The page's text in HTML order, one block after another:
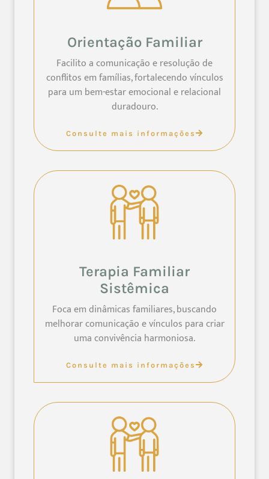
Orientação Familiar
Facilito a comunicação e resolução de
conflitos em famílias, fortalecendo vínculos
para um bem-estar emocional e relacional
duradouro.
Consulte mais informações
Terapia Familiar
Sistêmica
Foca em dinâmicas familiares, buscando
melhorar comunicação e vínculos para criar
uma convivência harmoniosa.
Consulte mais informações